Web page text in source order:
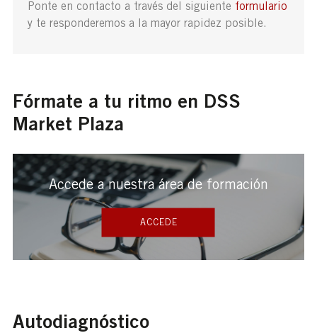
Ponte en contacto a través del siguiente formulario
y te responderemos a la mayor rapidez posible.
Fórmate a tu ritmo en DSS
Market Plaza
Accede a nuestra área de formación
ACCEDE
Autodiagnóstico